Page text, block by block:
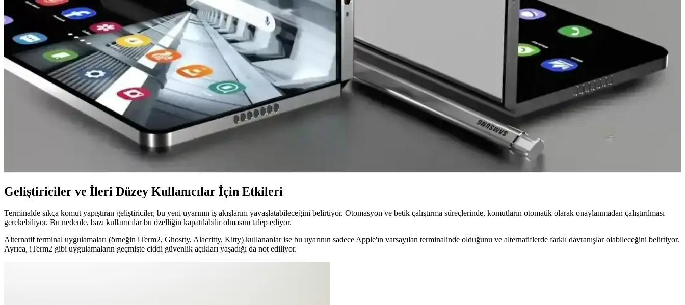
NVIDIA RTX A6000 Üzerinde GDDR6 Bellekte Rowhammer Saldırıları ve ECC Koruması
Rowhammer saldırısı, NVIDIA RTX A6000'in GDDR6 belleğinde yapay zeka modellerinin doğruluğunu ciddi oranda düşürerek güvenlik riskleri oluşturuyor. ECC teknolojisi önemli bir koruma sağlasa da
performans etkisi ve çoklu bit saldırıları endişe yaratıyor.
iOS'ta RCS ve Video Aramalar: Destek Durumu ve Karşılaşılan Zorluklar
RCS'nin iOS'taki video arama desteği sınırlı kalıyor. Operatörlerin yetersiz desteği ve teknik sorunlar, kullanıcı deneyimini olumsuz etkiliyor. Bu durum teknolojinin yaygınlaşmasını engelliyor.
RCS Universal Profile 4.0 ve Mesajlaşmada Video Aramalarının Geleceği: Teknoloji ve Zorluklar
RCS Universal Profile 4.0, mesajlaşma uygulamalarında video arama deneyimini geliştirmeyi hedefliyor. Ancak Apple desteği, operatör altyapısı ve güvenlik endişeleri teknolojinin yaygınlaşmasını etkiliyor.
Samsung Galaxy Z Fold 7'de Silikon-Karbon Batarya ile %71 Pil Kapasitesi Artışı
Samsung Galaxy Z Fold 7'de silikon-karbon batarya kullanılarak pil kapasitesi %71 artırıldı. Bu teknoloji, şarj yönetimi ve güvenlik açısından yeni zorluklar getiriyor ve dayanıklılık araştırmaları gerektiriyor.
Geliştiriciler ve İleri Düzey Kullanıcılar İçin Etkileri
Terminalde sıkça komut yapıştıran geliştiriciler, bu yeni uyarının iş akışlarını yavaşlatabileceğini belirtiyor. Otomasyon ve betik çalıştırma süreçlerinde, komutların otomatik olarak onaylanmadan çalıştırılması
gerekebiliyor. Bu nedenle, bazı kullanıcılar bu özelliğin kapatılabilir olmasını talep ediyor.
Alternatif terminal uygulamaları (örneğin iTerm2, Ghostty, Alacritty, Kitty) kullananlar ise bu uyarının sadece Apple'ın varsayılan terminalinde olduğunu ve alternatiflerde farklı davranışlar olabileceğini belirtiyor.
Ayrıca, iTerm2 gibi uygulamaların geçmişte ciddi güvenlik açıkları yaşadığı da not ediliyor.